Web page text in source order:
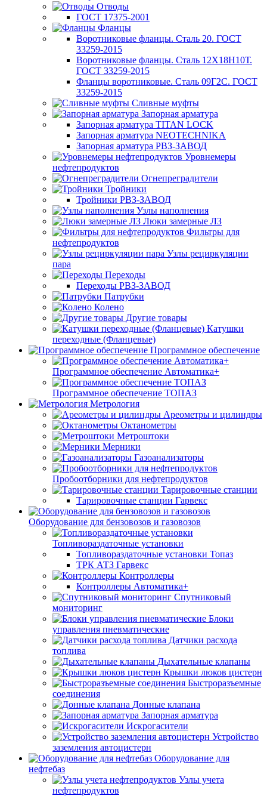
Отводы
ГОСТ 17375-2001
Фланцы
Воротниковые фланцы. Сталь 20. ГОСТ
33259-2015
Воротниковые фланцы. Сталь 12Х18Н10Т.
ГОСТ 33259-2015
Фланцы воротниковые. Сталь 09Г2С. ГОСТ
33259-2015
Сливные муфты
Запорная арматура
Запорная арматура TITAN LOCK
Запорная арматура NEOTECHNIKA
Запорная арматура РВЗ-ЗАВОД
Уровнемеры
нефтепродуктов
Огнепреградители
Тройники
Тройники РВЗ-ЗАВОД
Узлы наполнения
Люки замерные ЛЗ
Фильтры для
нефтепродуктов
Узлы рециркуляции
пара
Переходы
Переходы РВЗ-ЗАВОД
Патрубки
Колено
Другие товары
Катушки
переходные (Фланцевые)
Программное обеспечение
Программное обеспечение Автоматика+
Программное обеспечение ТОПАЗ
Метрология
Ареометры и цилиндры
Октанометры
Метроштоки
Мерники
Газоанализаторы
Пробоотборники для нефтепродуктов
Тарировочные станции
Тарировочные станции Гарвекс
Оборудование для бензовозов и газовозов
Топливораздаточные установки
Топливораздаточные установки Топаз
ТРК АТЗ Гарвекс
Контроллеры
Контроллеры Автоматика+
Спутниковый
мониторинг
Блоки
управления пневматические
Датчики расхода
топлива
Дыхательные клапаны
Крышки люков цистерн
Быстроразъемные
соединения
Донные клапана
Запорная арматура
Искрогасители
Устройство
заземления автоцистерн
Оборудование для
нефтебаз
Узлы учета
нефтепродуктов